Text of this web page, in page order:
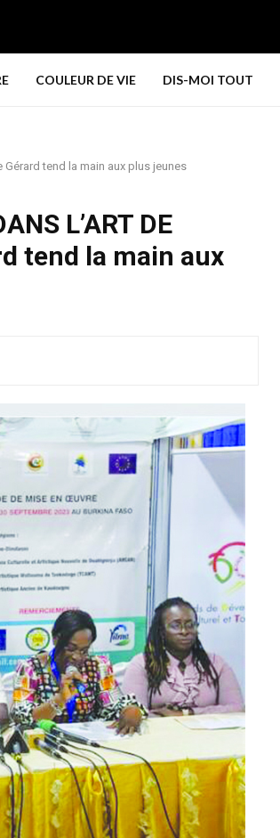
COULEUR DE VIE DIS-MOI TOUT
Gérard tend la main aux plus jeunes
L’ART DE
tend la main aux